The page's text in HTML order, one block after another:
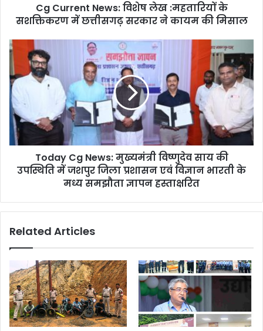
सरकार
कायम
मिसाल
Cg Current News: विशेष लेख :महतारियों के
सशक्तिकरण में छत्तीसगढ़ सरकार ने कायम की मिसाल
Today
Cg
News:
मुख्यमंत्री
विष्णुदेव
साय
की
उपस्थिति
में
जिला
विज्ञान
के
ज्ञापन
हस्ताक्षरित
Today Cg News: मुख्यमंत्री विष्णुदेव साय की
उपस्थिति में जशपुर जिला प्रशासन एवं विज्ञान भारती के
मध्य समझौता ज्ञापन हस्ताक्षरित
Related Articles